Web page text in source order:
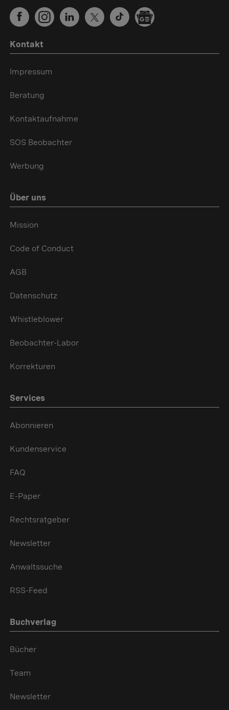
Kontakt
Impressum
Beratung
Kontaktaufnahme
SOS Beobachter
Werbung
Über uns
Mission
Code of Conduct
AGB
Datenschutz
Whistleblower
Beobachter-Labor
Korrekturen
Services
Abonnieren
Kundenservice
FAQ
E-Paper
Rechtsratgeber
Newsletter
Anwaltssuche
RSS-Feed
Buchverlag
Bücher
Team
Newsletter